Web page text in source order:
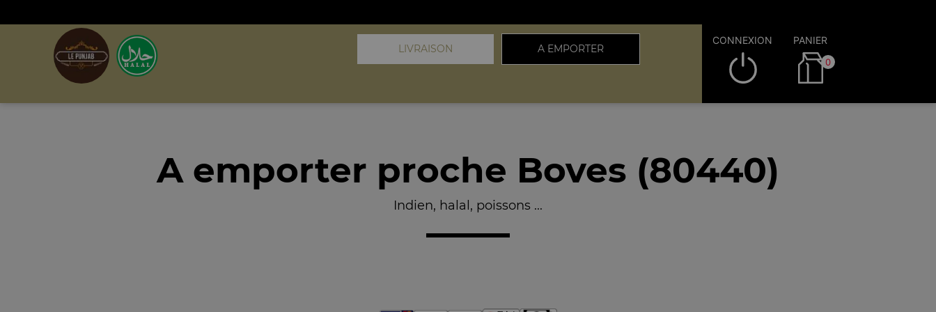
LIVRAISON A EMPORTER
CONNEXION PANIER
0
A emporter proche Boves (80440)
Indien, halal, poissons ...